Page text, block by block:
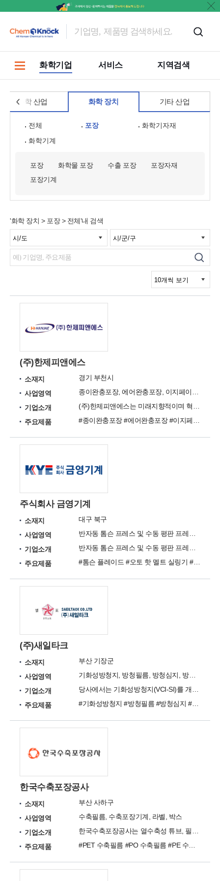
화학기업 서비스 지역검색
화학 산업 화학 장치 기타 산업
전체 포장
화학기자재
화학기계
포장 화학물 포장 수출 포장
포장자재
포장기계
'화학 장치 > 포장 > 전체'내 검색
(주)한제피앤에스
소재지
경기 부천시
사업영역
기업소개
주요제품
주식회사 금영기계
소재지
대구 북구
사업영역
기업소개
주요제품
#톰슨 플레이드 #오토 핫 멜트 실링기 #자동톰슨 플레이드 KY Series #오토 롤 톰슨 #반자동 핫멜트 접착기
(주)새일타크
소재지
부산 기장군
사업영역
기화성방청지, 방청필름, 방청심지, 방청봉투, 방청포장지
기업소개
주요제품
#기화성방청지 #방청필름 #방청심지 #방청봉투 #종이포장지 #마대포장지 #진공포장지
한국수축포장공사
소재지
부산 사하구
사업영역
수축필름, 수축포장기계, 라벨, 박스
기업소개
주요제품